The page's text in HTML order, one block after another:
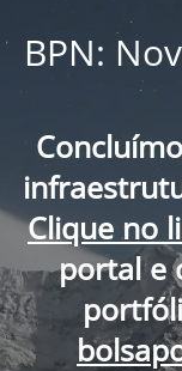
BPN:
Clique no
portal e